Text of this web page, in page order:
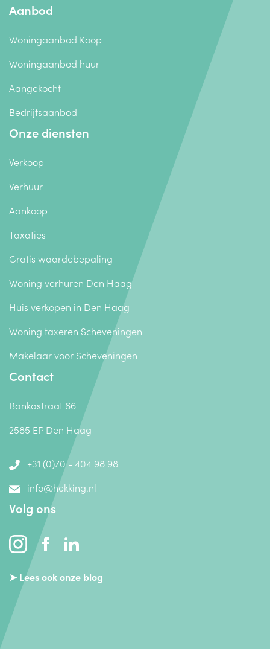
Aanbod
Woningaanbod Koop
Woningaanbod huur
Aangekocht
Bedrijfsaanbod
Onze diensten
Verkoop
Verhuur
Aankoop
Taxaties
Gratis waardebepaling
Woning verhuren Den Haag
Huis verkopen in Den Haag
Woning taxeren Scheveningen
Makelaar voor Scheveningen
Contact
Bankastraat 66
2585 EP Den Haag
+31 (0)70 - 404 98 98
info@hekking.nl
Volg ons
➤ Lees ook onze blog